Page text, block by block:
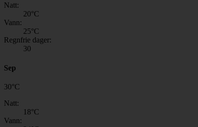
Natt:
20°C
Vann:
25°C
Regnfrie dager:
30
Sep
30°C
Natt:
18°C
Vann: